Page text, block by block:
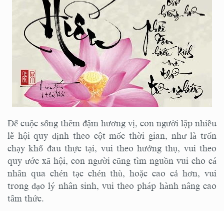
Để cuộc sống thêm đậm hương vị, con người lập nhiều
lễ hội quy định theo cột mốc thời gian, như là trốn
chạy khổ đau thực tại, vui theo hưởng thụ, vui theo
quy ước xã hội, con người cũng tìm nguồn vui cho cá
nhân qua chén tạc chén thù, hoặc cao cả hơn, vui
trong đạo lý nhân sinh, vui theo pháp hành nâng cao
tâm thức.